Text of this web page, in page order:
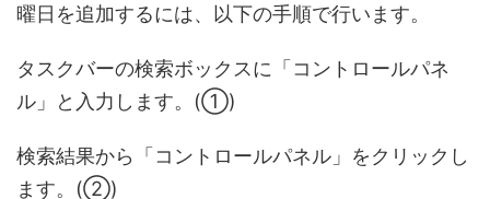
曜日を追加するには、以下の手順で行います。
タスクバーの検索ボックスに「コントロールパネ
ル」と入力します。(①)
検索結果から「コントロールパネル」をクリックし
ます。(②)